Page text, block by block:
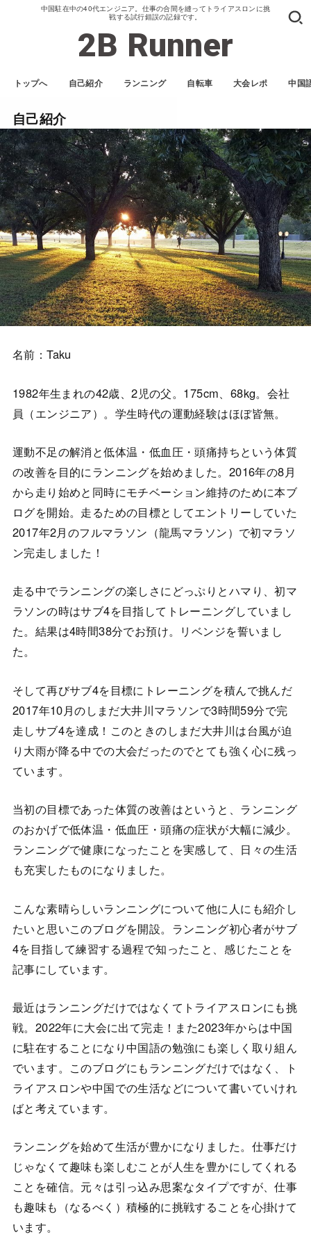
中国駐在中の40代エンジニア。仕事の合間を縫ってトライアスロンに挑
戦する試行錯誤の記録です。
2B Runner
トップへ 自己紹介 ランニング 自転車 大会レポ 中国
自己紹介
名前：Taku
1982年生まれの42歳、2児の父。175cm、68kg。会社
員（エンジニア）。学生時代の運動経験はほぼ皆無。
運動不足の解消と低体温・低血圧・頭痛持ちという体質
の改善を目的にランニングを始めました。2016年の8月
から走り始めと同時にモチベーション維持のために本ブ
ログを開始。走るための目標としてエントリーしていた
2017年2月のフルマラソン（龍馬マラソン）で初マラソ
ン完走しました！
走る中でランニングの楽しさにどっぷりとハマり、初マ
ラソンの時はサブ4を目指してトレーニングしていまし
た。結果は4時間38分でお預け。リベンジを誓いまし
た。
そして再びサブ4を目標にトレーニングを積んで挑んだ
2017年10月のしまだ大井川マラソンで3時間59分で完
走しサブ4を達成！このときのしまだ大井川は台風が迫
り大雨が降る中での大会だったのでとても強く心に残っ
ています。
当初の目標であった体質の改善はというと、ランニング
のおかげで低体温・低血圧・頭痛の症状が大幅に減少。
ランニングで健康になったことを実感して、日々の生活
も充実したものになりました。
こんな素晴らしいランニングについて他に人にも紹介し
たいと思いこのブログを開設。ランニング初心者がサブ
4を目指して練習する過程で知ったこと、感じたことを
記事にしています。
最近はランニングだけではなくてトライアスロンにも挑
戦。2022年に大会に出て完走！また2023年からは中国
に駐在することになり中国語の勉強にも楽しく取り組ん
でいます。このブログにもランニングだけではなく、ト
ライアスロンや中国での生活などについて書いていけれ
ばと考えています。
ランニングを始めて生活が豊かになりました。仕事だけ
じゃなくて趣味も楽しむことが人生を豊かにしてくれる
ことを確信。元々は引っ込み思案なタイプですが、仕事
も趣味も（なるべく）積極的に挑戦することを心掛けて
います。